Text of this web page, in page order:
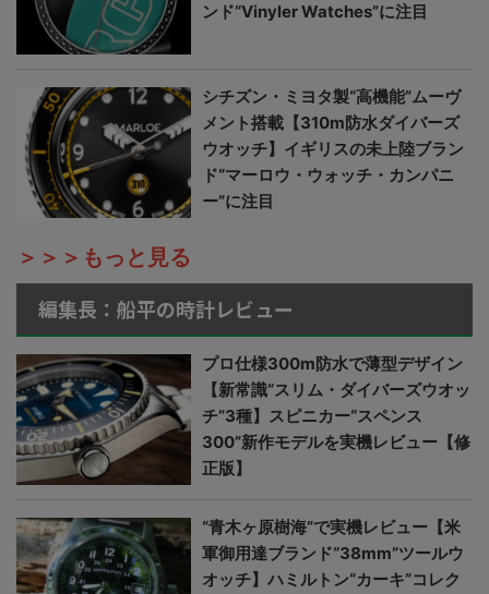
ンド“Vinyler Watches”に注目
シチズン・ミヨタ製“高機能”ムーヴ
メント搭載【310m防水ダイバーズ
ウオッチ】イギリスの未上陸ブラン
ド“マーロウ・ウォッチ・カンパニ
ー”に注目
＞＞＞もっと見る
編集長：船平の時計レビュー
プロ仕様300m防水で薄型デザイン
【新常識“スリム・ダイバーズウオッ
チ”3種】スピニカー“スペンス
300”新作モデルを実機レビュー【修
正版】
“青木ヶ原樹海”で実機レビュー【米
軍御用達ブランド“38mm”ツールウ
オッチ】ハミルトン“カーキ”コレク